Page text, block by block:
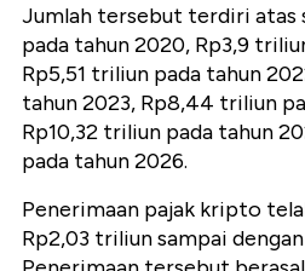
Jumlah tersebut terdiri atas
pada tahun 2020, Rp3,9
Rp5,51 triliun pada tahun
tahun 2023, Rp8,44 triliun
Rp10,32 triliun pada tahun
pada tahun 2026.
Penerimaan pajak kripto
Rp2,03 triliun sampai